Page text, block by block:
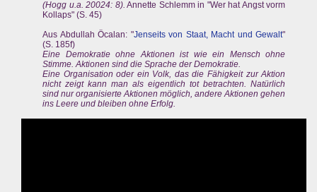
(Hogg u.a. 20024: 8). Annette Schlemm in "Wer hat Angst vorm
Kollaps" (S. 45)
Aus Abdullah Öcalan: "Jenseits von Staat, Macht und Gewalt"
(S. 185f)
Eine Demokratie ohne Aktionen ist wie ein Mensch ohne
Stimme. Aktionen sind die Sprache der Demokratie.
Eine Organisation oder ein Volk, das die Fähigkeit zur Aktion
nicht zeigt kann man als eigentlich tot betrachten. Natürlich
sind nur organisierte Aktionen möglich, andere Aktionen gehen
ins Leere und bleiben ohne Erfolg.